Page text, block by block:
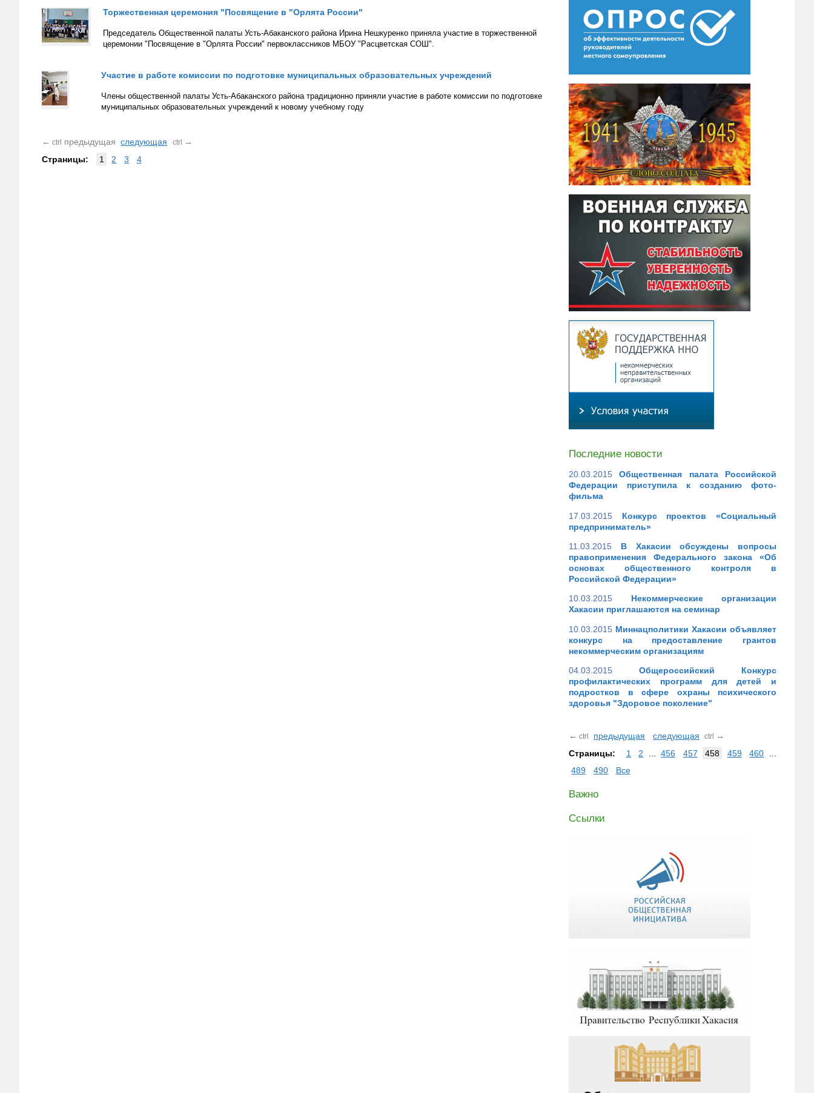
Торжественная церемония "Посвящение в "Орлята России"
Председатель Общественной палаты Усть-Абаканского района Ирина Нешкуренко приняла участие в торжественной
церемонии "Посвящение в "Орлята России" первоклассников МБОУ "Расцветская СОШ".
Участие в работе комиссии по подготовке муниципальных образовательных учреждений
Члены общественной палаты Усть-Абаканского района традиционно приняли участие в работе комиссии по подготовке
муниципальных образовательных учреждений к новому учебному году
← ctrl предыдущая следующая ctrl
→
Страницы:
1 2 3 4
Последние новости
20.03.2015
Общественная палата Российской
Федерации приступила к созданию фото-
фильма
17.03.2015
Конкурс проектов «Социальный
предприниматель»
11.03.2015
В Хакасии обсуждены вопросы
правоприменения Федерального закона «Об
основах общественного контроля в
Российской Федерации»
10.03.2015
Некоммерческие организации
Хакасии приглашаются на семинар
10.03.2015 Миннацполитики Хакасии объявляет
конкурс на предоставление грантов
некоммерческим организациям
04.03.2015
Общероссийский Конкурс
профилактических программ для детей и
подростков в сфере охраны психического
здоровья "Здоровое поколение"
← ctrl предыдущая следующая ctrl →
Страницы:
1 2 456 457 458 459 460
489
490 Все
Важно
Ссылки